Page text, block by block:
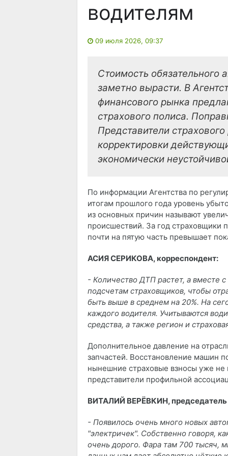
водителям
09 июля 2026, 09:37
Стоимость обязательного
заметно вырасти. В
финансового рынка
страхового полиса.
Представители
корректировки
экономически
По информации Агентства по
итогам прошлого года уровень
из основных причин называют
происшествий. За год страховщики
почти на пятую часть превышает
АСИЯ СЕРИКОВА, корреспондент:
- Количество ДТП растет, а вместе
подсчетам страховщиков, чтобы
быть выше в среднем на 20%. На
каждого водителя. Учитываются
средства, а также регион и
Дополнительное давление на
запчастей. Восстановление машин
нынешние страховые взносы уже
представители профильной
ВИТАЛИЙ ВЕРЁВКИН,
- Появилось очень много новых
"электричек". Собственно говоря,
очень дорого. Фара там 700 тысяч,